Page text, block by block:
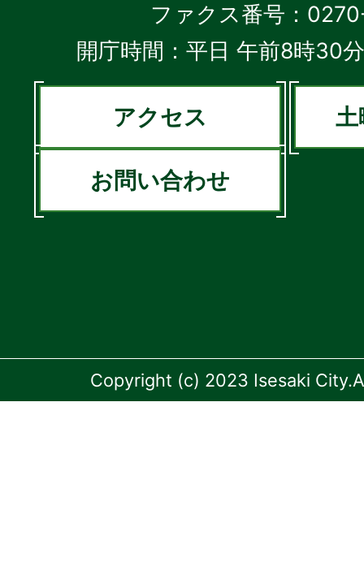
ファクス番号：
開庁時間：平日 午前8時30
アクセス 土
お問い合わせ
Copyright (c) 2023 Isesaki